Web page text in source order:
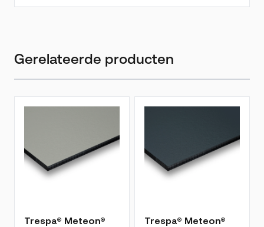
Gerelateerde producten
Druk om carrousel over te slaan
Trespa® Meteon®
De prijs is afhankelijk van de gekozen opties op de
Trespa® Meteon®
De prijs is afhankelijk van